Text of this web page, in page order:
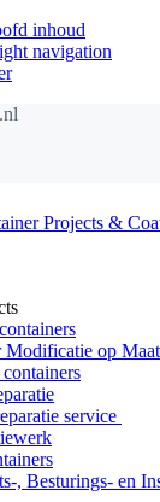
inhoud
navigation
Modificatie op Maat
service
, Besturings- en